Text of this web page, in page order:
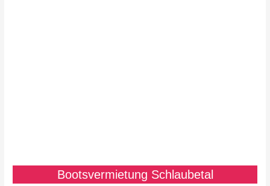
Bootsvermietung Schlaubetal